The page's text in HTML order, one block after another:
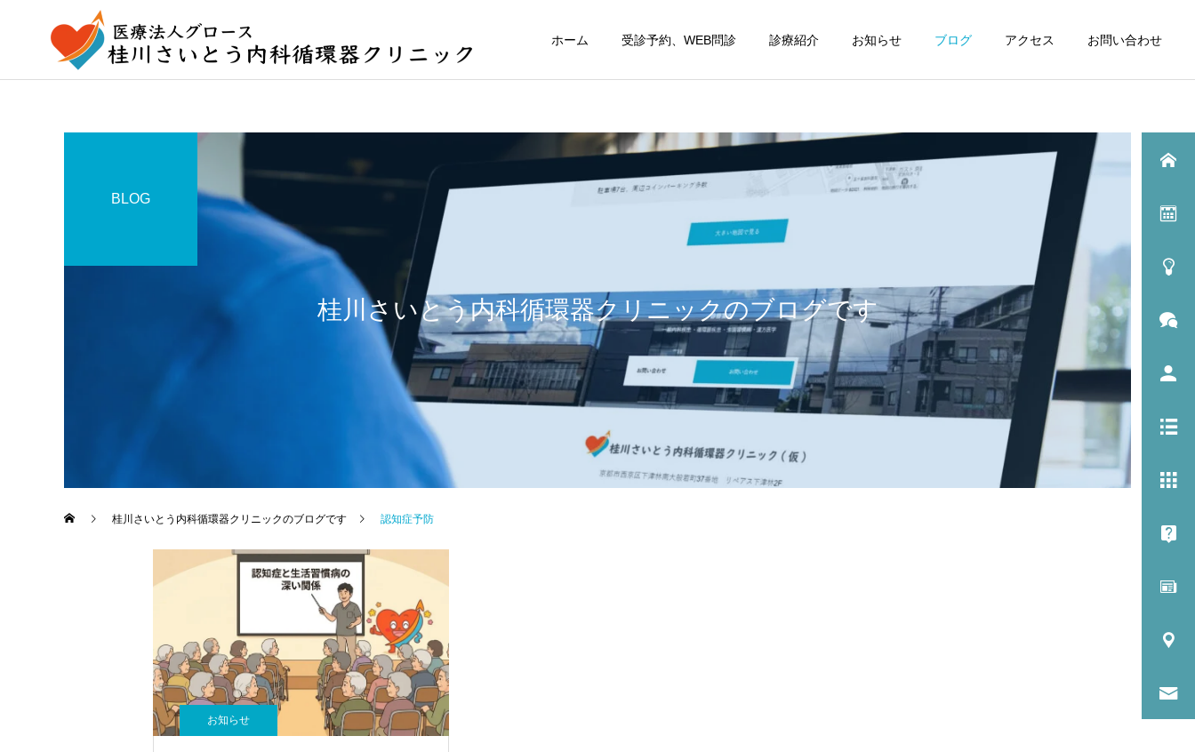
ホーム 受診予約、WEB問診 診療紹介 お知らせ ブログ アクセス お問い合わせ
桂川さいとう内科循環器クリニックのブログです
BLOG
桂川さいとう内科循環器クリニックのブログです 認知症予防
お知らせ